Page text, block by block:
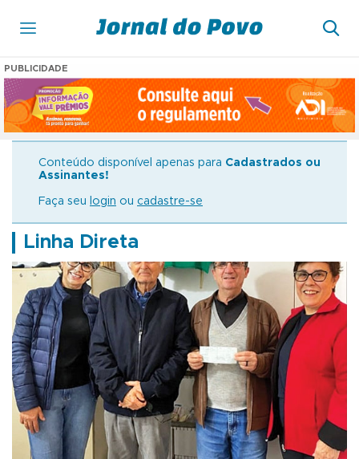
PUBLICIDADE
Conteúdo disponível apenas para Cadastrados ou
Assinantes!
Faça seu login ou cadastre-se
Linha Direta